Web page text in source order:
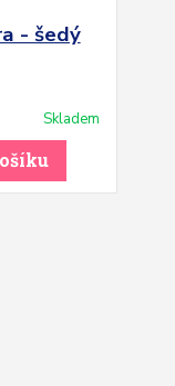
- šedý
Skladem